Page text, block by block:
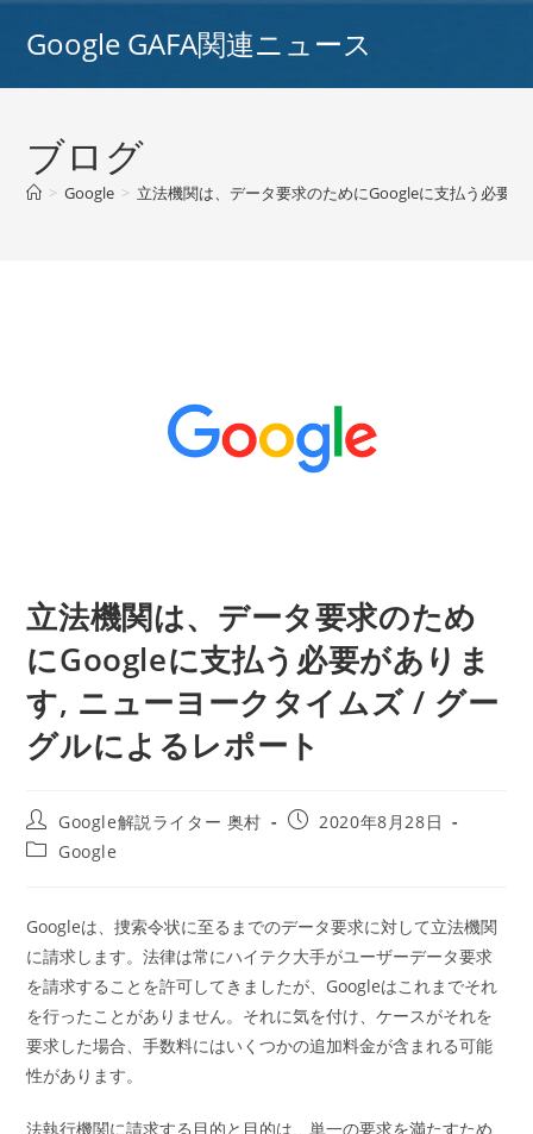
Google GAFA関連ニュース
ブログ
> Google > 立法機関は、データ要求のためにGoogleに支払う必要
立法機関は、データ要求のため
にGoogleに支払う必要がありま
す, ニューヨークタイムズ / グー
グルによるレポート
投
稿
者:
Google解説ライター 奥村
投
2020年8月28日
投
テ
ゴ
リ
ー:
Google
Googleは、捜索令状に至るまでのデータ要求に対して立法機関
に請求します。法律は常にハイテク大手がユーザーデータ要求
を請求することを許可してきましたが、Googleはこれまでそれ
を行ったことがありません。それに気を付け、ケースがそれを
要求した場合、手数料にはいくつかの追加料金が含まれる可能
性があります。
法執行機関に請求する目的と目的は、単一の要求を満たすため